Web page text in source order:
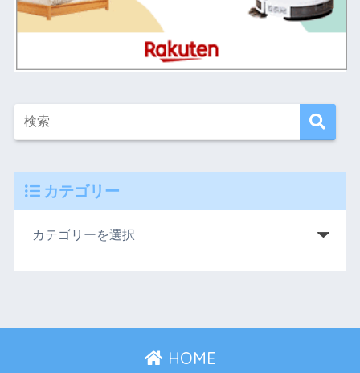
カテゴリー
HOME